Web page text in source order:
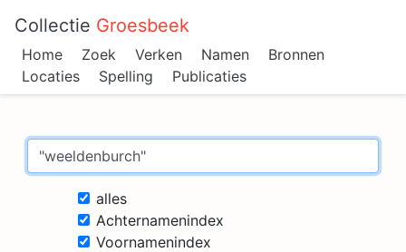
Collectie Groesbeek
Home Zoek Verken Namen
Bronnen
Locaties
Spelling Publicaties
alles
Achternamenindex
Voornamenindex